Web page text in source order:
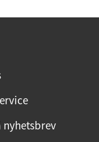
nyhetsbrev